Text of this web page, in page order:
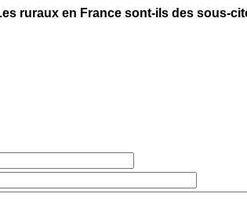
ruraux en France sont-ils des sous-